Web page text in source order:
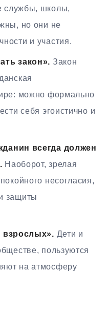
службы, школы,
но они не
и участия.
закон». Закон
можно формально
себя эгоистично и
всегда должен
Наоборот, зрелая
несогласия,
защиты
взрослых». Дети и
пользуются
на атмосферу